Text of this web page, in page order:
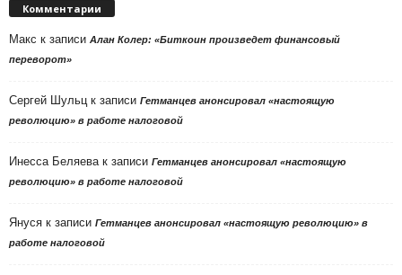
Комментарии
Макс к записи Алан Колер: «Биткоин произведет финансовый
переворот»
Сергей Шульц к записи Гетманцев анонсировал «настоящую
революцию» в работе налоговой
Инесса Беляева к записи Гетманцев анонсировал «настоящую
революцию» в работе налоговой
Януся к записи Гетманцев анонсировал «настоящую революцию» в
работе налоговой